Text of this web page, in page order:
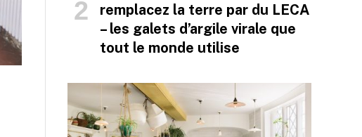
remplacez la terre par du LECA
– les galets d’argile virale que
tout le monde utilise